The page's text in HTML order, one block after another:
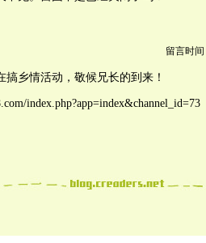
留言时间
搞乡情活动，敬候兄长的到来！
index.php?app=index&channel_id=73